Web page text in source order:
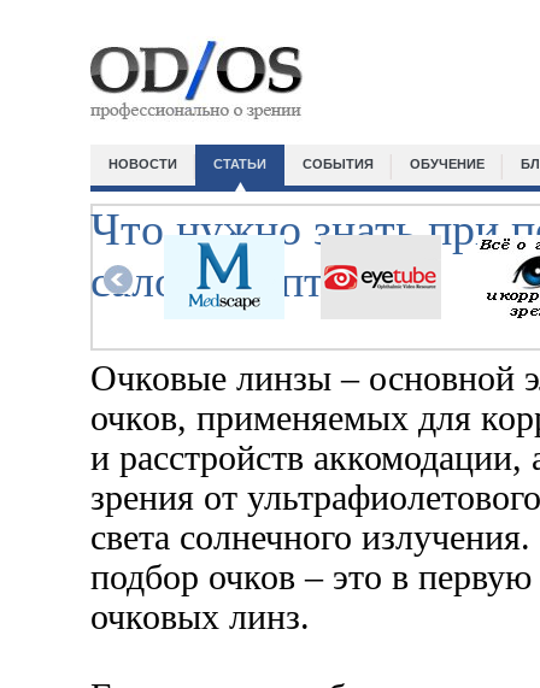
НОВОСТИ СТАТЬИ СОБЫТИЯ ОБУЧЕНИЕ
Что нужно знать при
салонах оптики
Очковые линзы – основной
очков, применяемых для
и расстройств
зрения от
света солнечного
подбор очков – это в
очковых линз.